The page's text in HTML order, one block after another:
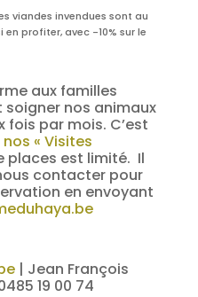
viandes invendues sont au
profiter, avec -10% sur le
aux familles
nos animaux
fois par mois. C’est
nos « Visites
places est limité. Il
contacter pour
en envoyant
| Jean François
19 00 74